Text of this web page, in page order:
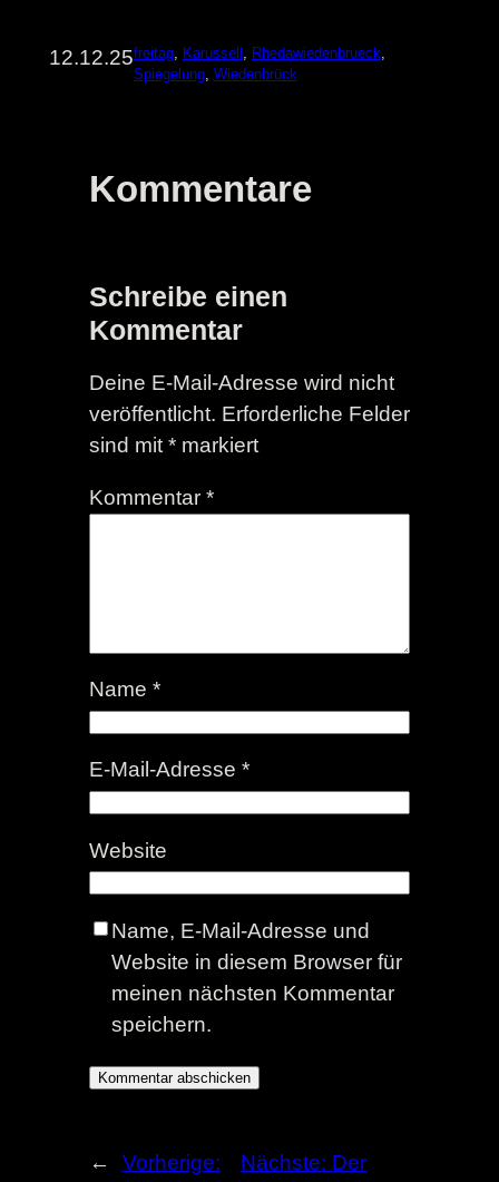
12.12.25freitag, Karussell Rhedawiedenbrueck
Spiegelung, Wiedenbrück
Kommentare
Schreibe einen
Kommentar
Deine E-Mail-Adresse wird nicht
veröffentlicht. Erforderliche Felder
sind mit *markiert
Kommentar *
Name *
E-Mail-Adresse *
Website
Name, E-Mail-Adresse und
Website in diesem Browser für
meinen nächsten Kommentar
speichern.
← Vorherige: Nächste: Der